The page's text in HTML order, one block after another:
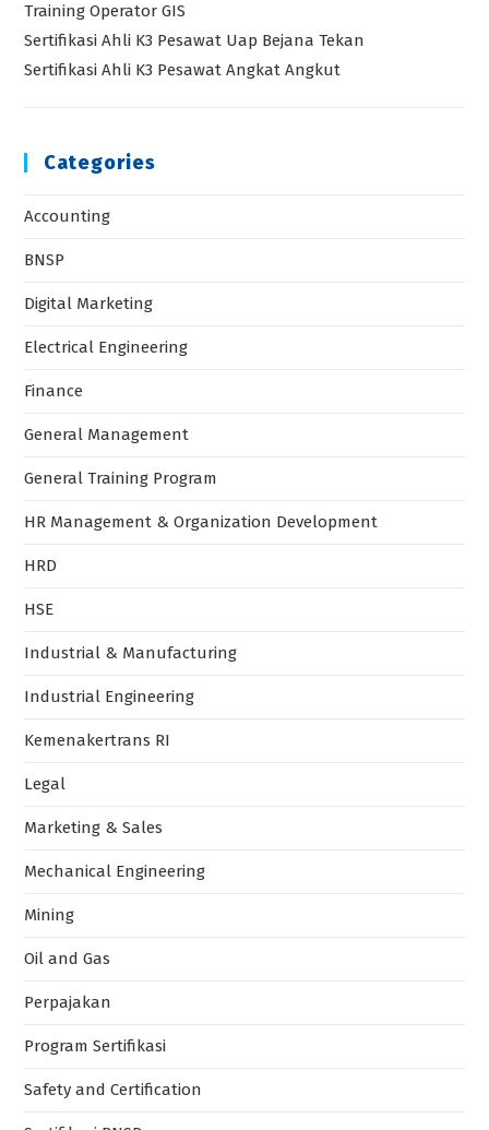
Training Operator GIS
Sertifikasi Ahli K3 Pesawat Uap Bejana Tekan
Sertifikasi Ahli K3 Pesawat Angkat Angkut
Categories
Accounting
BNSP
Digital Marketing
Electrical Engineering
Finance
General Management
General Training Program
HR Management & Organization Development
HRD
HSE
Industrial & Manufacturing
Industrial Engineering
Kemenakertrans RI
Legal
Marketing & Sales
Mechanical Engineering
Mining
Oil and Gas
Perpajakan
Program Sertifikasi
Safety and Certification